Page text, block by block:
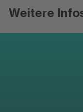
Weitere